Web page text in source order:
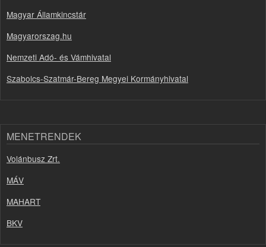
Magyar Államkincstár
Magyarorszag.hu
Nemzeti Adó- és Vámhivatal
Szabolcs-Szatmár-Bereg Megyei Kormányhivatal
MENETRENDEK
Volánbusz Zrt.
MÁV
MAHART
BKV